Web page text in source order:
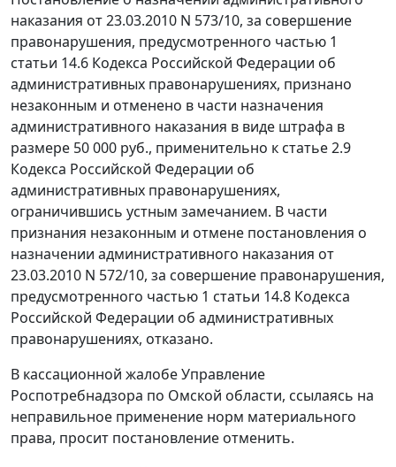
наказания от 23.03.2010 N 573/10, за совершение
правонарушения, предусмотренного частью 1
статьи 14.6 Кодекса Российской Федерации об
административных правонарушениях, признано
незаконным и отменено в части назначения
административного наказания в виде штрафа в
размере 50 000 руб., применительно к статье 2.9
Кодекса Российской Федерации об
административных правонарушениях,
ограничившись устным замечанием. В части
признания незаконным и отмене постановления о
назначении административного наказания от
23.03.2010 N 572/10, за совершение правонарушения,
предусмотренного частью 1 статьи 14.8 Кодекса
Российской Федерации об административных
правонарушениях, отказано.
В кассационной жалобе Управление
Роспотребнадзора по Омской области, ссылаясь на
неправильное применение норм материального
права, просит постановление отменить.